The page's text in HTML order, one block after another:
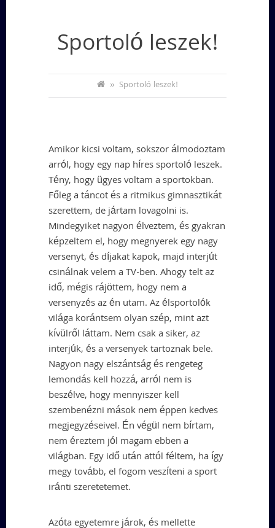
Sportoló leszek!
» Sportoló leszek!
Amikor kicsi voltam, sokszor álmodoztam
arról, hogy egy nap híres sportoló leszek.
Tény, hogy ügyes voltam a sportokban.
Főleg a táncot és a ritmikus gimnasztikát
szerettem, de jártam lovagolni is.
Mindegyiket nagyon élveztem, és gyakran
képzeltem el, hogy megnyerek egy nagy
versenyt, és díjakat kapok, majd interjút
csinálnak velem a TV-ben. Ahogy telt az
idő, mégis rájöttem, hogy nem a
versenyzés az én utam. Az élsportolók
világa korántsem olyan szép, mint azt
kívülről láttam. Nem csak a siker, az
interjúk, és a versenyek tartoznak bele.
Nagyon nagy elszántság és rengeteg
lemondás kell hozzá, arról nem is
beszélve, hogy mennyiszer kell
szembenézni mások nem éppen kedves
megjegyzéseivel. Én végül nem bírtam,
nem éreztem jól magam ebben a
világban. Egy idő után attól féltem, ha így
megy tovább, el fogom veszíteni a sport
iránti szeretetemet.
Azóta egyetemre járok, és mellette